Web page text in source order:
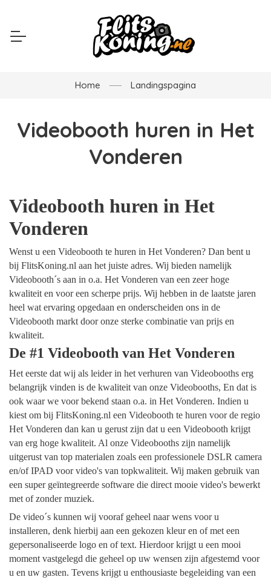
Home Landingspagina
Videobooth huren in Het
Vonderen
Videobooth huren in Het
Vonderen
Wenst u een Videobooth te huren in Het Vonderen? Dan bent u
bij FlitsKoning.nl aan het juiste adres. Wij bieden namelijk
Videobooth´s aan in o.a. Het Vonderen van een zeer hoge
kwaliteit en voor een scherpe prijs. Wij hebben in de laatste jaren
heel wat ervaring opgedaan en onderscheiden ons in de
Videobooth markt door onze sterke combinatie van prijs en
kwaliteit.
De #1 Videobooth van Het Vonderen
Het eerste dat wij als leider in het verhuren van Videobooths erg
belangrijk vinden is de kwaliteit van onze Videobooths, En dat is
ook waar we voor bekend staan o.a. in Het Vonderen. Indien u
kiest om bij FlitsKoning.nl een Videobooth te huren voor de regio
Het Vonderen dan kan u gerust zijn dat u een Videobooth krijgt
van erg hoge kwaliteit. Al onze Videobooths zijn namelijk
uitgerust van top materialen zoals een professionele DSLR camera
en/of IPAD voor video's van topkwaliteit. Wij maken gebruik van
een super geïntegreerde software die direct mooie video's bewerkt
met of zonder muziek.
De video´s kunnen wij vooraf geheel naar wens voor u
installeren, denk hierbij aan een gekozen kleur en of met een
gepersonaliseerde logo en of text. Hierdoor krijgt u een mooi
moment vastgelegd die geheel op uw wensen zijn afgestemd voor
u en uw gasten. Tevens krijgt u enthousiaste begeleiding van een